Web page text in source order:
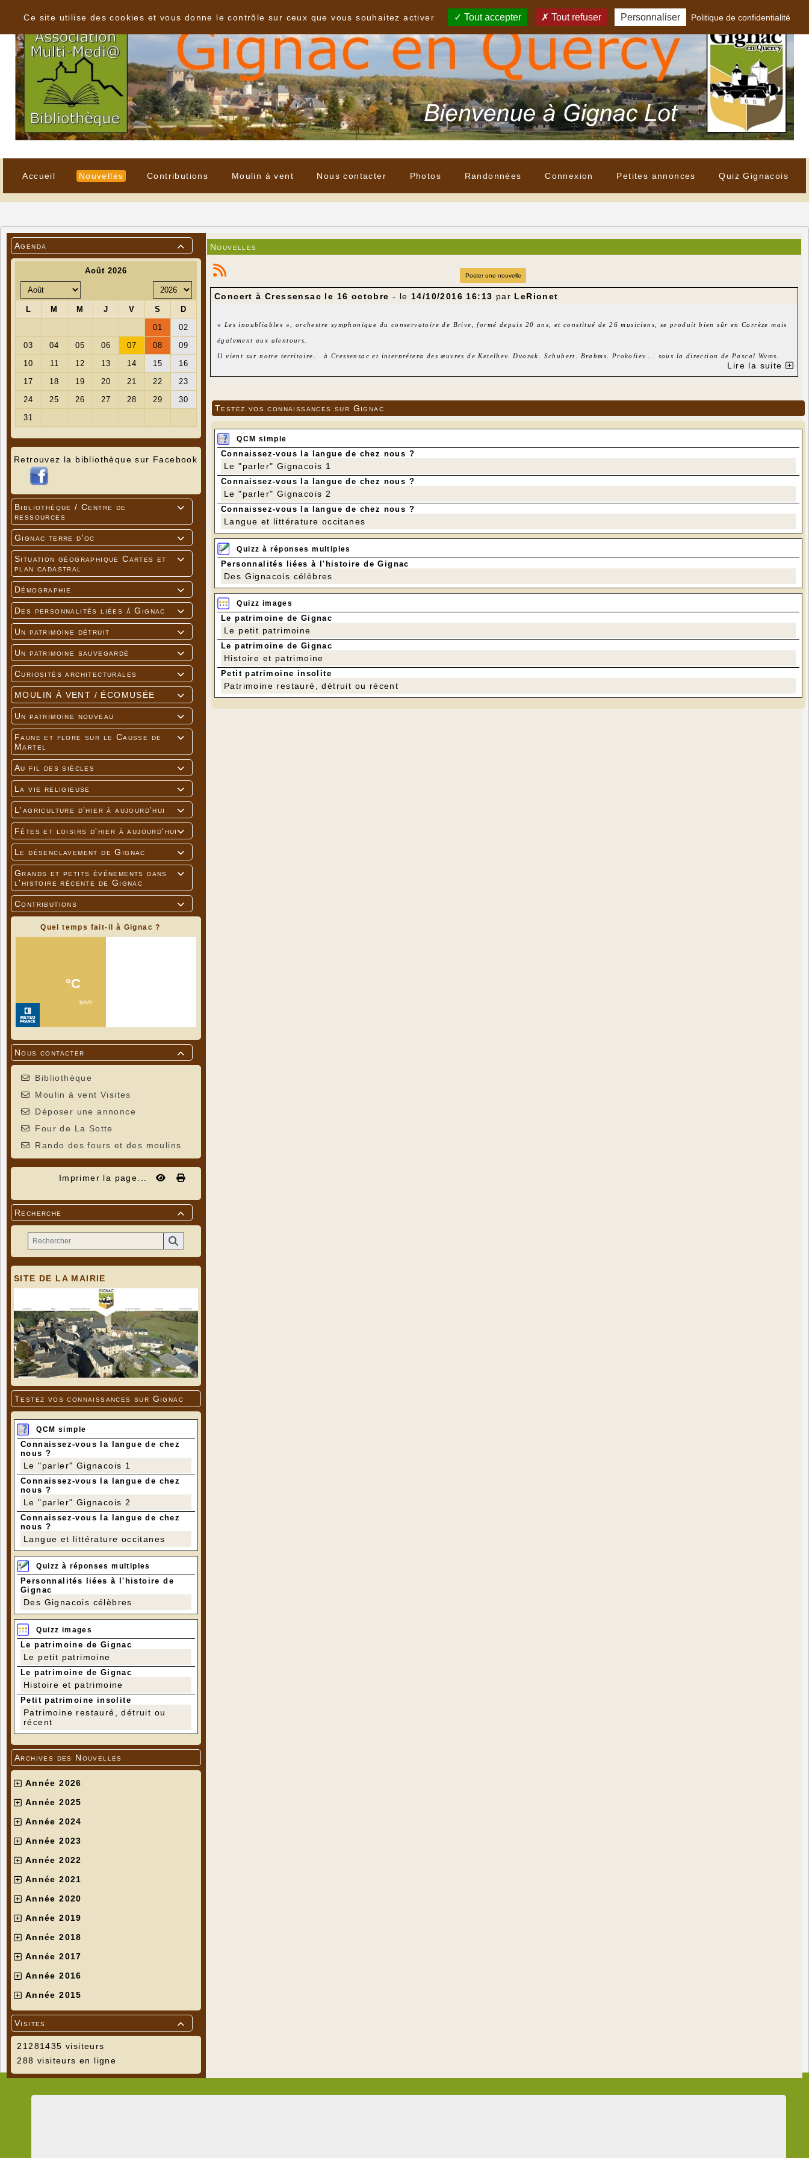
Accueil Nouvelles Contributions Moulin à vent Nous contacter Photos Randonnées Connexion Petites annonces Quiz Gignacois

Agenda
Retrouvez la bibliothèque sur Facebook

Bibliothèque / Centre de
ressources

Gignac terre d'oc

Situation géographique Cartes et
plan cadastral

Démographie

Des personnalités liées à Gignac

Un patrimoine détruit

Un patrimoine sauvegardé

Curiosités architecturales

MOULIN À VENT / ÉCOMUSÉE

Un patrimoine nouveau

Faune et flore sur le Causse de
Martel

Au fil des siècles

La vie religieuse

L'agriculture d'hier à aujourd'hui

Fêtes et loisirs d'hier à aujourd'hui

Le désenclavement de Gignac

Grands et petits événements dans
l'histoire récente de Gignac

Contributions
Quel temps fait-il à Gignac ?

Nous contacter
Bibliothèque
Moulin à vent Visites
Déposer une annonce
Four de La Sotte
Rando des fours et des moulins
Imprimer la page...

Recherche
SITE DE LA MAIRIE
Testez vos connaissances sur Gignac
QCM simple
Connaissez-vous la langue de chez
nous ?
Le "parler" Gignacois 1
Connaissez-vous la langue de chez
nous ?
Le "parler" Gignacois 2
Connaissez-vous la langue de chez
nous ?
Langue et littérature occitanes
Quizz à réponses multiples
Personnalités liées à l'histoire de
Gignac
Des Gignacois célèbres
Quizz images
Le patrimoine de Gignac
Le petit patrimoine
Le patrimoine de Gignac
Histoire et patrimoine
Petit patrimoine insolite
Patrimoine restauré, détruit ou
récent
Archives des Nouvelles
Année 2026
Année 2025
Année 2024
Année 2023
Année 2022
Année 2021
Année 2020
Année 2019
Année 2018
Année 2017
Année 2016
Année 2015

Visites
21281435 visiteurs
288 visiteurs en ligne
Nouvelles
Poster une nouvelle
Concert à Cressensac le 16 octobre - le 14/10/2016 16:13 par LeRionet
« Les inoubliables », orchestre symphonique du conservatoire de Brive, formé depuis 20 ans, et constitué de 26 musiciens, se produit bien sûr en Corrèze mais
également aux alentours.
Il vient sur notre territoire, à Cressensac et interprétera des œuvres de Ketelbey, Dvorak, Schubert, Brahms, Prokofiev…, sous la direction de Pascal Wyms.
Le prix d'entré est de 9€, gratuit pour les moins de 18 ans.
Lire la suite
Testez vos connaissances sur Gignac
QCM simple
Connaissez-vous la langue de chez nous ?
Le "parler" Gignacois 1
Connaissez-vous la langue de chez nous ?
Le "parler" Gignacois 2
Connaissez-vous la langue de chez nous ?
Langue et littérature occitanes
Quizz à réponses multiples
Personnalités liées à l'histoire de Gignac
Des Gignacois célèbres
Quizz images
Le patrimoine de Gignac
Le petit patrimoine
Le patrimoine de Gignac
Histoire et patrimoine
Petit patrimoine insolite
Patrimoine restauré, détruit ou récent
Ce site utilise des cookies et vous donne le contrôle sur ceux que vous souhaitez activer
Tout accepter Tout refuser Personnaliser Politique de confidentialité